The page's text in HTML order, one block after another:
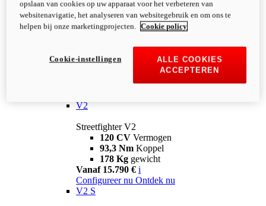
V2
Streetfighter V2
120 CV Vermogen
93,3 Nm Koppel
178 Kg gewicht
Vanaf 15.790 € i
Configureer nu Ontdek nu
V2 S
opslaan van cookies op uw apparaat voor het verbeteren van
websitenavigatie, het analyseren van websitegebruik en om ons te
helpen bij onze marketingprojecten.
Cookie policy
ALLE COOKIES
ACCEPTEREN
Cookie-instellingen